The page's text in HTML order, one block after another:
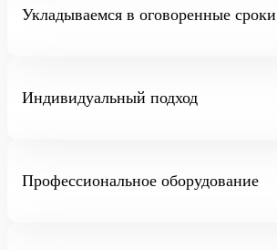
Укладываемся в оговоренные сроки
Индивидуальный подход
Профессиональное оборудование